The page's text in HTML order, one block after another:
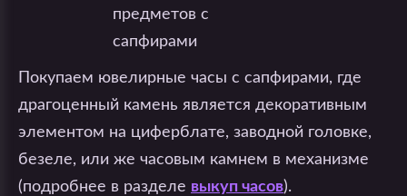
Покупаем ювелирные часы с сапфирами, где
драгоценный камень является декоративным
элементом на циферблате, заводной головке,
безеле, или же часовым камнем в механизме
(подробнее в разделе выкуп часов).